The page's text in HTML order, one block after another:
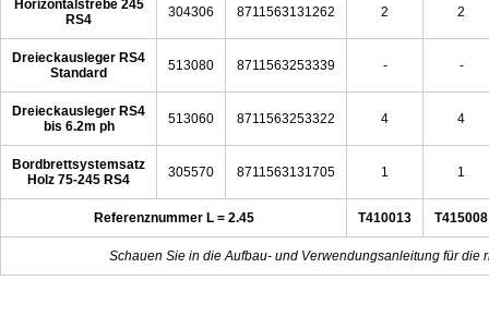
Horizontalstrebe 245
RS4
304306 8711563131262 2 2
Dreieckausleger RS4
Standard
513080 8711563253339 - -
Dreieckausleger RS4
bis 6.2m ph
513060 8711563253322 4 4
Bordbrettsystemsatz
Holz 75-245 RS4
305570 8711563131705 1 1
Referenznummer L = 2.45 T410013 T415008
Schauen Sie in die Aufbau- und Verwendungsanleitung für die